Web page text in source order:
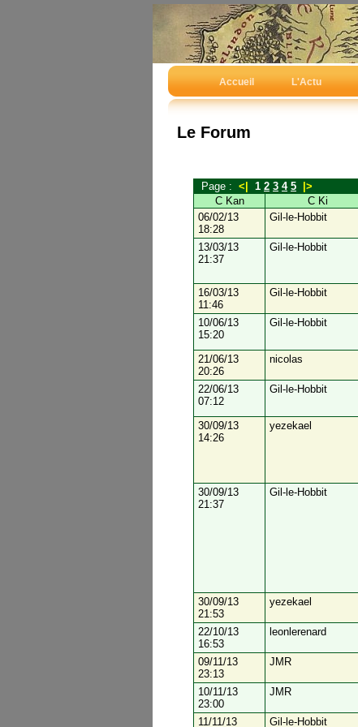
Accueil L'Actu
Le Forum
Page : <| 1 2 3 4 5
|>
C Kan
C Ki
06/02/13
18:28
Gil-le-Hobbit
13/03/13
21:37
Gil-le-Hobbit
16/03/13
11:46
Gil-le-Hobbit
10/06/13
15:20
Gil-le-Hobbit
21/06/13
20:26
nicolas
22/06/13
07:12
Gil-le-Hobbit
30/09/13
14:26
yezekael
30/09/13
21:37
Gil-le-Hobbit
30/09/13
21:53
yezekael
22/10/13
16:53
leonlerenard
09/11/13
23:13
JMR
10/11/13
23:00
JMR
11/11/13 Gil-le-Hobbit